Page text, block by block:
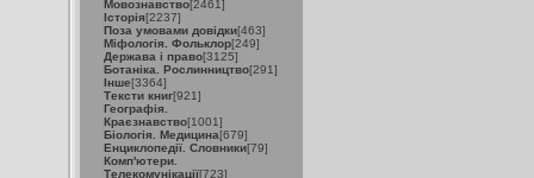
Мовознавство[2461]
Історія[2237]
Поза умовами довідки[463]
Міфологія. Фольклор[249]
Держава і право[3125]
Ботаніка. Рослинництво[291]
Інше[3364]
Тексти книг[921]
Географія.
Краєзнавство[1001]
Біологія. Медицина[679]
Енциклопедії. Словники[79]
Комп'ютери.
Телекомунікації[723]